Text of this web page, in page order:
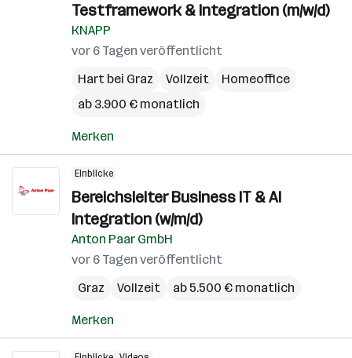
Testframework & Integration (m/w/d)
KNAPP
vor 6 Tagen veröffentlicht
Hart bei Graz
Vollzeit
Homeoffice
ab 3.900 € monatlich
Merken
Einblicke
Bereichsleiter Business IT & AI
Integration (w/m/d)
Anton Paar GmbH
vor 6 Tagen veröffentlicht
Graz
Vollzeit ab 5.500 € monatlich
Merken